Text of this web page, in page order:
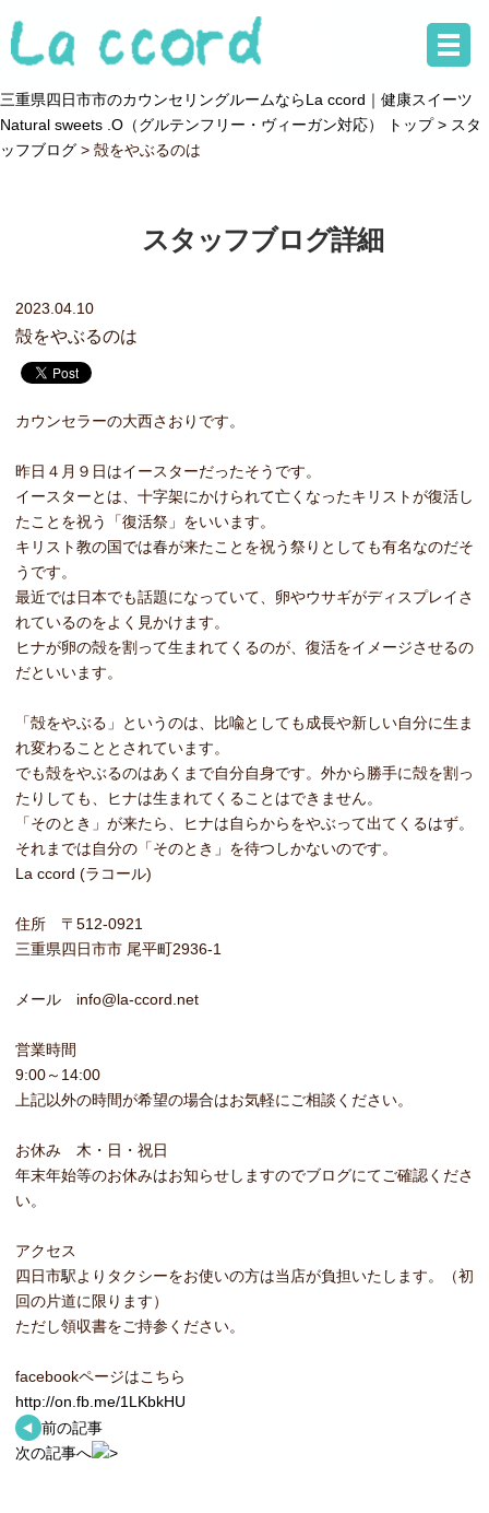
三重県四日市市のカウンセリングルームならLa ccord｜健康スイーツ
Natural sweets .O（グルテンフリー・ヴィーガン対応） トップ > スタ
ッフブログ > 殻をやぶるのは
スタッフブログ詳細
2023.04.10
殻をやぶるのは
カウンセラーの大西さおりです。
昨日４月９日はイースターだったそうです。
イースターとは、十字架にかけられて亡くなったキリストが復活し
たことを祝う「復活祭」をいいます。
キリスト教の国では春が来たことを祝う祭りとしても有名なのだそ
うです。
最近では日本でも話題になっていて、卵やウサギがディスプレイさ
れているのをよく見かけます。
ヒナが卵の殻を割って生まれてくるのが、復活をイメージさせるの
だといいます。
「殻をやぶる」というのは、比喩としても成長や新しい自分に生ま
れ変わることとされています。
でも殻をやぶるのはあくまで自分自身です。外から勝手に殻を割っ
たりしても、ヒナは生まれてくることはできません。
「そのとき」が来たら、ヒナは自らからをやぶって出てくるはず。
それまでは自分の「そのとき」を待つしかないのです。
La ccord (ラコール)
住所 〒512-0921
三重県四日市市 尾平町2936-1
メール info@la-ccord.net
営業時間
9:00～14:00
上記以外の時間が希望の場合はお気軽にご相談ください。
お休み 木・日・祝日
年末年始等のお休みはお知らせしますのでブログにてご確認くださ
い。
アクセス
四日市駅よりタクシーをお使いの方は当店が負担いたします。（初
回の片道に限ります）
ただし領収書をご持参ください。
facebookページはこちら
http://on.fb.me/1LKbkHU
前の記事
次の記事へ